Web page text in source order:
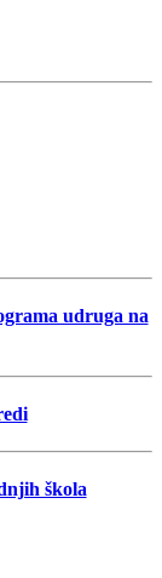
udruga na
škola